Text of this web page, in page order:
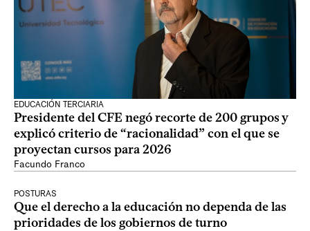
EDUCACIÓN TERCIARIA
Presidente del CFE negó recorte de 200 grupos y
explicó criterio de “racionalidad” con el que se
proyectan cursos para 2026
Facundo Franco
POSTURAS
Que el derecho a la educación no dependa de las
prioridades de los gobiernos de turno